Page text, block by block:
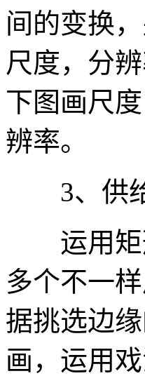
间的变换
尺度，分
下图画尺
辨率。
3、供给
运用矩
多个不一
据挑选边
画，运用